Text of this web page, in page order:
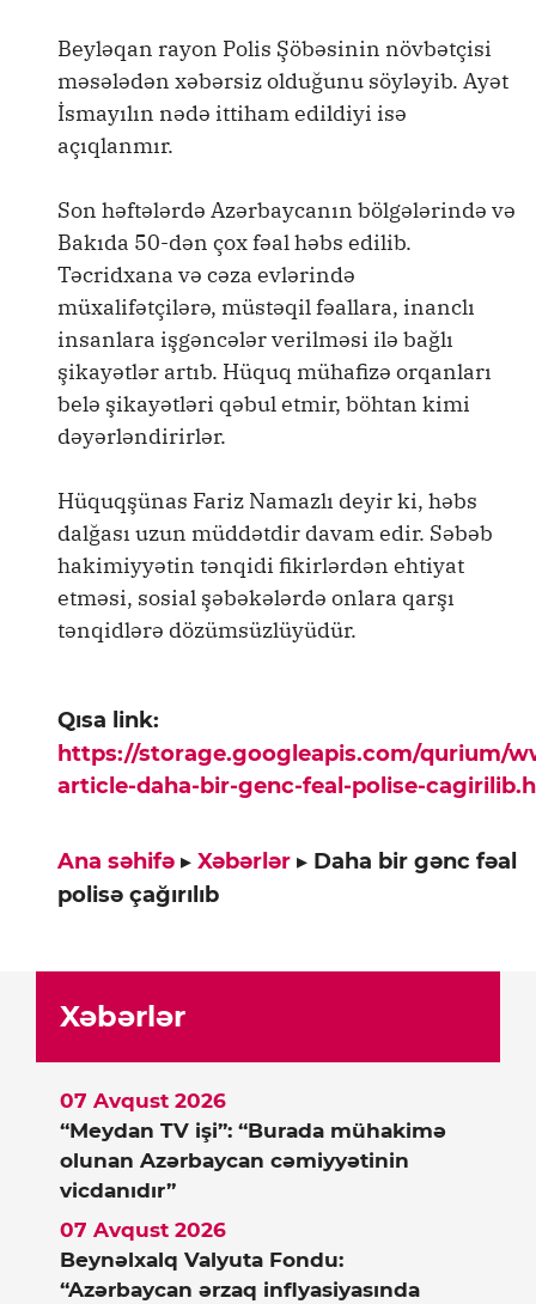
Beyləqan rayon Polis Şöbəsinin növbətçisi
məsələdən xəbərsiz olduğunu söyləyib. Ayət
İsmayılın nədə ittiham edildiyi isə
açıqlanmır.
Son həftələrdə Azərbaycanın bölgələrində və
Bakıda 50-dən çox fəal həbs edilib.
Təcridxana və cəza evlərində
müxalifətçilərə, müstəqil fəallara, inanclı
insanlara işgəncələr verilməsi ilə bağlı
şikayətlər artıb. Hüquq mühafizə orqanları
belə şikayətləri qəbul etmir, böhtan kimi
dəyərləndirirlər.
Hüquqşünas Fariz Namazlı deyir ki, həbs
dalğası uzun müddətdir davam edir. Səbəb
hakimiyyətin tənqidi fikirlərdən ehtiyat
etməsi, sosial şəbəkələrdə onlara qarşı
tənqidlərə dözümsüzlüyüdür.
Qısa link:
https://storage.googleapis.com/qurium/
article-daha-bir-genc-feal-polise-
Ana səhifə ▸ Xəbərlər ▸ Daha bir gənc fəal
polisə çağırılıb
Xəbərlər
“Meydan TV işi”: “Burada mühakimə
olunan Azərbaycan cəmiyyətinin
vicdanıdır”
07 Avqust 2026
Beynəlxalq Valyuta Fondu:
“Azərbaycan ərzaq inflyasiyasında
07 Avqust 2026